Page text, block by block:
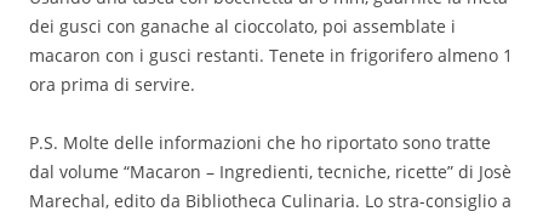
dei gusci con ganache al cioccolato, poi assemblate i
macaron con i gusci restanti. Tenete in frigorifero almeno 1
ora prima di servire.
P.S. Molte delle informazioni che ho riportato sono tratte
dal volume “Macaron – Ingredienti, tecniche, ricette” di Josè
Marechal, edito da Bibliotheca Culinaria. Lo stra-consiglio a